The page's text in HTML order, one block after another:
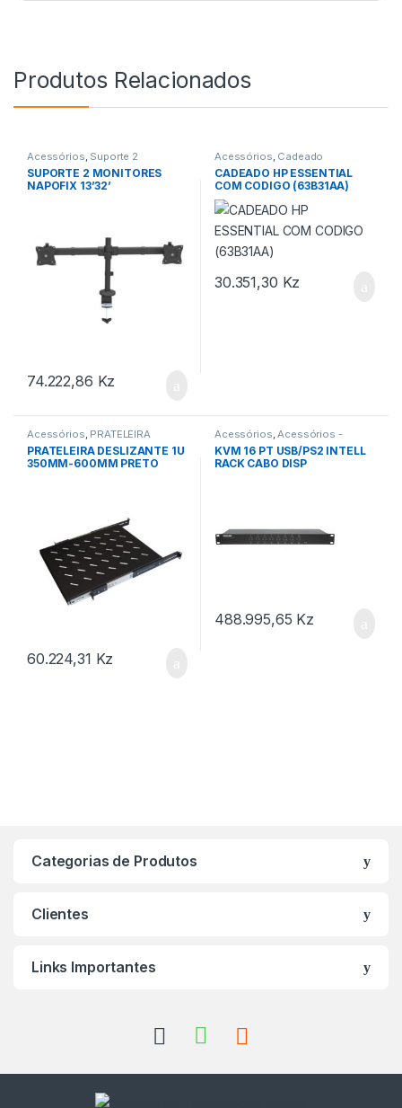
Produtos Relacionados
Acessórios, Suporte 2
Monitores
SUPORTE 2 MONITORES
NAPOFIX 13’32’
74.222,86 Kz
Acessórios, Cadeado
CADEADO HP ESSENTIAL
COM CODIGO (63B31AA)
30.351,30 Kz
Acessórios, PRATELEIRA
PRATELEIRA DESLIZANTE 1U
350MM-600MM PRETO
60.224,31 Kz
Acessórios,Acessórios -
Bastidores, KVM
KVM 16 PT USB/PS2 INTELL
RACK CABO DISP
488.995,65 Kz
Categorias de Produtos
Clientes
Links Importantes